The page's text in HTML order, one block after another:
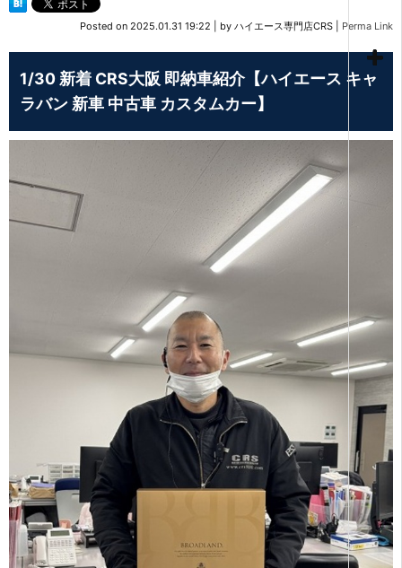
Posted on 2025.01.31 19:22 by ハイエース専門店CRS Perma Link
1/30 新着 CRS大阪 即納車紹介【ハイエース キャ
ラバン 新車 中古車 カスタムカー】